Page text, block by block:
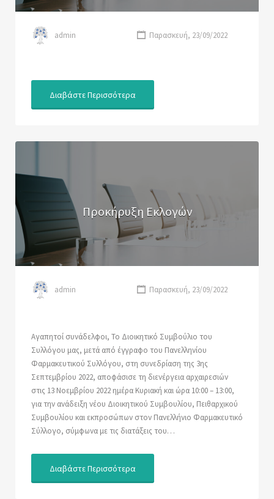
admin Παρασκευή, 23/09/2022
Διαβάστε Περισσότερα
Προκήρυξη Εκλογών
admin Παρασκευή, 23/09/2022
Αγαπητοί συνάδελφοι, Το Διοικητικό Συμβούλιο του
Συλλόγου μας, μετά από έγγραφο του Πανελληνίου
Φαρμακευτικού Συλλόγου, στη συνεδρίαση της 3ης
Σεπτεμβρίου 2022, αποφάσισε τη διενέργεια αρχαιρεσιών
στις 13 Νοεμβρίου 2022 ημέρα Κυριακή και ώρα 10:00 – 13:00,
για την ανάδειξη νέου Διοικητικού Συμβουλίου, Πειθαρχικού
Συμβουλίου και εκπροσώπων στον Πανελλήνιο Φαρμακευτικό
Σύλλογο, σύμφωνα με τις διατάξεις του…
Διαβάστε Περισσότερα